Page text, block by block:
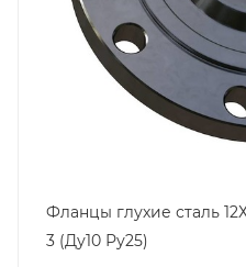
Фланцы глухие сталь
3 (Ду10 Ру25)